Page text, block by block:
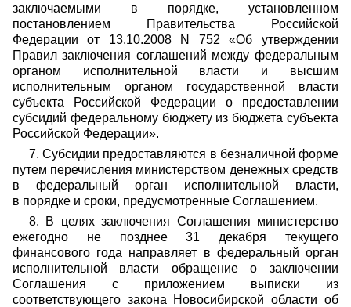
заключаемыми в порядке, установленном
постановлением Правительства Российской
Федерации от 13.10.2008 N 752 «Об утверждении
Правил заключения соглашений между федеральным
органом исполнительной власти и высшим
исполнительным органом государственной власти
субъекта Российской Федерации о предоставлении
субсидий федеральному бюджету из бюджета субъекта
Российской Федерации».
7. Субсидии предоставляются в безналичной форме
путем перечисления министерством денежных средств
в федеральный орган исполнительной власти,
в порядке и сроки, предусмотренные Соглашением.
8. В целях заключения Соглашения министерство
ежегодно не позднее 31 декабря текущего
финансового года направляет в федеральный орган
исполнительной власти обращение о заключении
Соглашения с приложением выписки из
соответствующего закона Новосибирской области об